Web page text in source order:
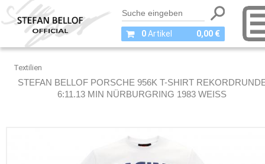
0Artikel 0,00 €
Textilien
STEFAN BELLOF PORSCHE 956K T-SHIRT
6:11.13 MIN NÜRBURGRING 1983 WEISS